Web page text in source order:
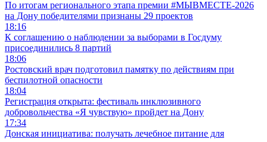
По итогам регионального этапа премии #МЫВМЕСТЕ-2026
на Дону победителями признаны 29 проектов
18:16
К соглашению о наблюдении за выборами в Госдуму
присоединились 8 партий
18:06
Ростовский врач подготовил памятку по действиям при
беспилотной опасности
18:04
Регистрация открыта: фестиваль инклюзивного
добровольчества «Я чувствую» пройдет на Дону
17:34
Донская инициатива: получать лечебное питание для